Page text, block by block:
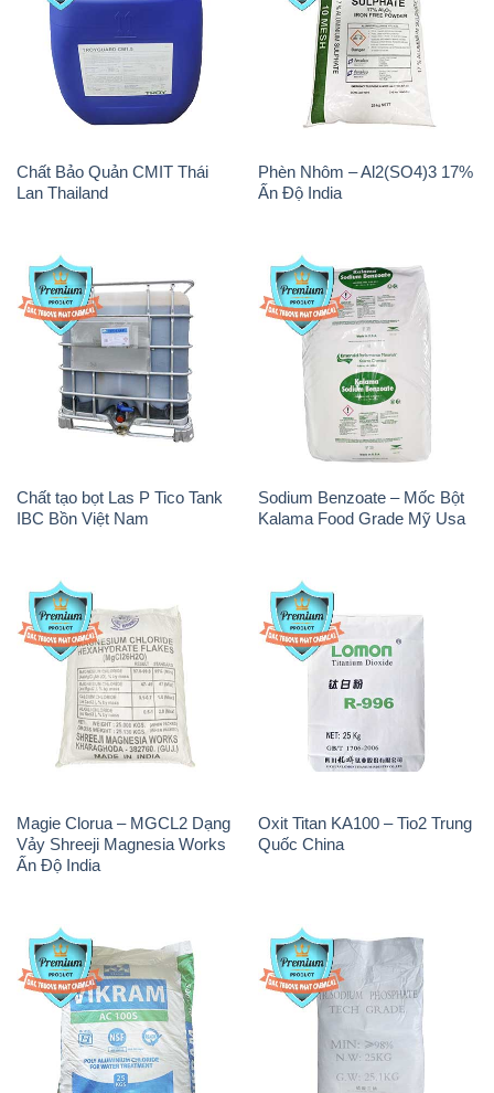
Chất Bảo Quản CMIT Thái
Lan Thailand
Phèn Nhôm – Al2(SO4)3 17%
Ấn Độ India
Chất tạo bọt Las P Tico Tank
IBC Bồn Việt Nam
Sodium Benzoate – Mốc Bột
Kalama Food Grade Mỹ Usa
Magie Clorua – MGCL2 Dạng
Vảy Shreeji Magnesia Works
Ấn Độ India
Oxit Titan KA100 – Tio2 Trung
Quốc China